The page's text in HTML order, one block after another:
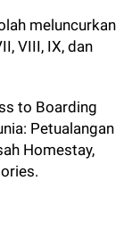
meluncurkan
VIII, IX, dan
to Boarding
Petualangan
Homestay,